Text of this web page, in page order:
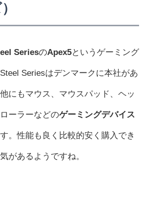
SeriesのApex5というゲーミング
Seriesはデンマークに本社があ
にもマウス、マウスパッド、ヘッ
ーラーなどのゲーミングデバイス
。性能も良く比較的安く購入でき
があるようですね。